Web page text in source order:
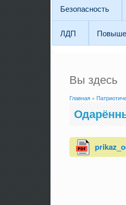
Безопасность
ЛДП
Вы здесь
Главная »